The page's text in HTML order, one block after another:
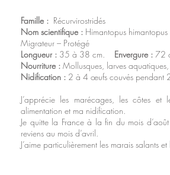
Famille : Récurvirostridés
Nom scientifique : Himantopus himantopus
Migrateur – Protégé
Longueur : 35 à 38 cm. Envergure : 72
Nourriture : Mollusques, larves aquatiques,
Nidification : 2 à 4 œufs couvés pendant
J’apprécie les marécages, les côtes
alimentation et ma nidification.
Je quitte la France à la fin du mois
reviens au mois d’avril.
J’aime particulièrement les marais salants